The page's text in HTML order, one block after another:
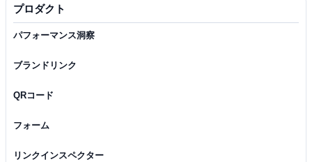
プロダクト
パフォーマンス洞察
ブランドリンク
QRコード
フォーム
リンクインスペクター